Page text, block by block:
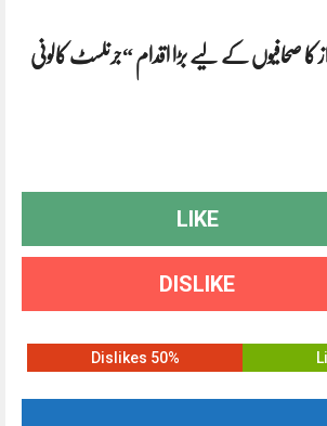
کا صحافیوں کے لیے بڑا اقدام “جرنلسٹ کالونی
LIKE
DISLIKE
50% Dislikes